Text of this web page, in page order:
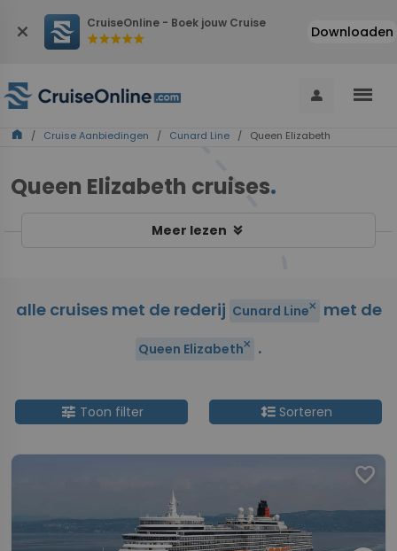
close CruiseOnline - Boek jouw Cruise
starstarstarstarstar Downloaden
person menu
home / Cruise Aanbiedingen / Cunard Line / Queen Elizabeth
Queen Elizabeth cruises.
Meer lezen keyboard_double_arrow_down
alle cruises met de rederij Cunard Lineclose met de
Queen Elizabethclose .
tune Toon filter format_line_spacingSorteren
favorite